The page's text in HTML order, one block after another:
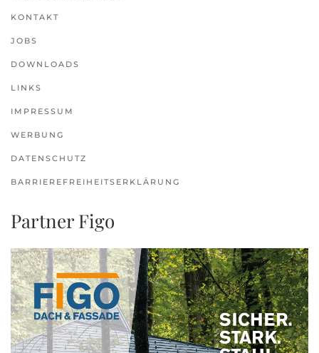
KONTAKT
JOBS
DOWNLOADS
LINKS
IMPRESSUM
WERBUNG
DATENSCHUTZ
BARRIEREFREIHEITSERKLÄRUNG
Partner Figo